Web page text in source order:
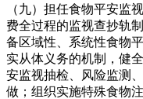
（九）担任食物平安监
费全过程的监视查抄轨
备区域性、系统性食物
实从体义务的机制，健
安监视抽检、风险监测
做；组织实施特殊食物